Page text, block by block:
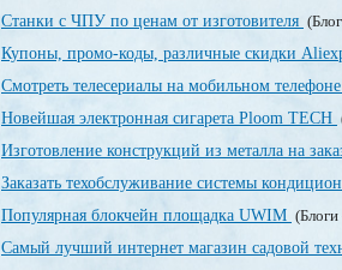
Станки с ЧПУ по ценам от изготовителя
Купоны, промо-коды, различные скидки
Смотреть телесериалы на мобильном
Новейшая электронная сигарета Ploom TECH
Изготовление конструкций из металла на
Заказать техобслуживание системы
Популярная блокчейн площадка UWIM (Блоги
Самый лучший интернет магазин садовой